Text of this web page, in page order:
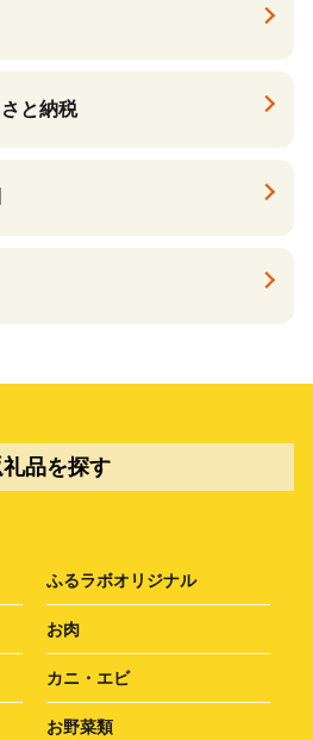
と納税
品を探す
ふるラボオリジナル
お肉
カニ・エビ
お野菜類